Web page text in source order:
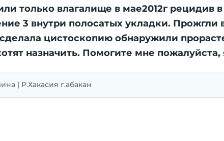
только влагалище в мае2012г рецидив
3 внутри полосатых укладки.
цистоскопию обнаружили
назначить. Помогите мне пожалуйста,
| Р.Хакасия г.абакан